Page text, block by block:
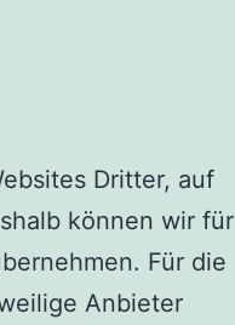
Dritter, auf
können wir für
Für die
Anbieter